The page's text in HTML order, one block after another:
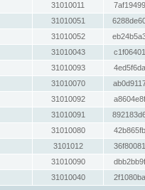
31010011
31010051
31010052
31010043
31010093
31010070
31010092
31010091
31010080
3101012
31010090
31010040